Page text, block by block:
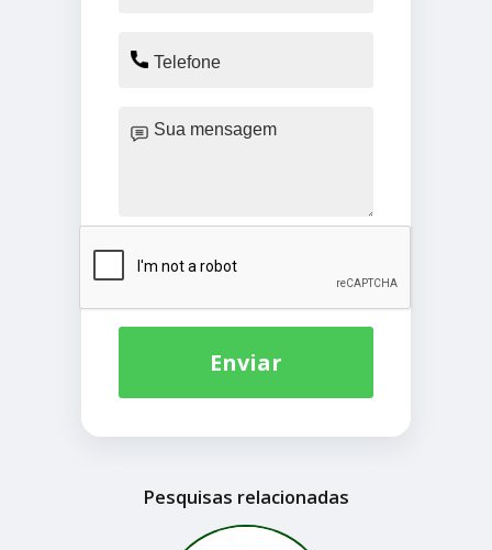
Enviar
Pesquisas relacionadas